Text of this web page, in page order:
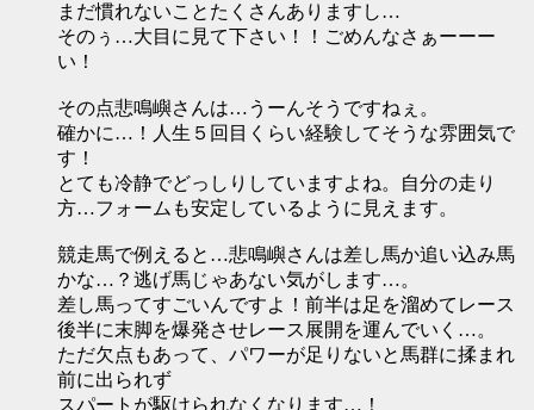
まだ慣れないことたくさんありますし…
そのぅ…大目に見て下さい！！ごめんなさぁーーー
い！
その点悲鳴嶼さんは…うーんそうですねぇ。
確かに…！人生５回目くらい経験してそうな雰囲気で
す！
とても冷静でどっしりしていますよね。自分の走り
方…フォームも安定しているように見えます。
競走馬で例えると…悲鳴嶼さんは差し馬か追い込み馬
かな…？逃げ馬じゃあない気がします…。
差し馬ってすごいんですよ！前半は足を溜めてレース
後半に末脚を爆発させレース展開を運んでいく…。
ただ欠点もあって、パワーが足りないと馬群に揉まれ
前に出られず
スパートが駆けられなくなります…！